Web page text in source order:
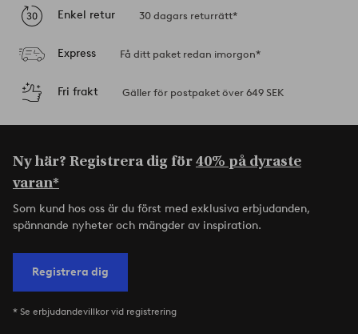
Enkel retur 30 dagars returrätt*
Express Få ditt paket redan imorgon*
Fri frakt Gäller för postpaket över 649 SEK
Ny här? Registrera dig för40% på dyraste
varan*
Som kund hos oss är du först med exklusiva erbjudanden,
spännande nyheter och mängder av inspiration.
Registrera dig
* Se erbjudandevillkor vid registrering